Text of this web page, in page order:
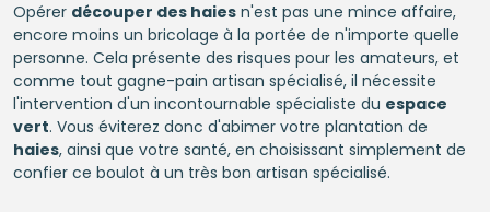
Opérer découper des haiesn'est pas une mince affaire,
encore moins un bricolage à la portée de n'importe quelle
personne. Cela présente des risques pour les amateurs, et
comme tout gagne-pain artisan spécialisé, il nécessite
l'intervention d'un incontournable spécialiste du espace
vert. Vous éviterez donc d'abimer votre plantation de
haies, ainsi que votre santé, en choisissant simplement de
confier ce boulot à un très bon artisan spécialisé.